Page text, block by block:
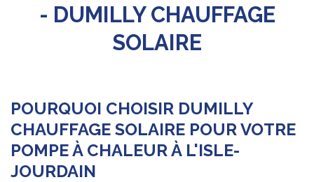
- DUMILLY CHAUFFAGE
SOLAIRE
POURQUOI CHOISIR DUMILLY
CHAUFFAGE SOLAIRE POUR VOTRE
POMPE À CHALEUR À L'ISLE-
JOURDAIN